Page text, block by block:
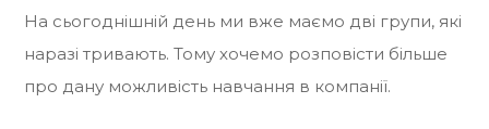
На сьогоднішній день ми вже маємо дві групи, які
наразі тривають. Тому хочемо розповісти більше
про дану можливість навчання в компанії.